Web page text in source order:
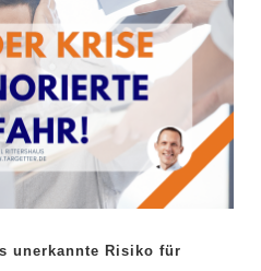
unerkannte Risiko für